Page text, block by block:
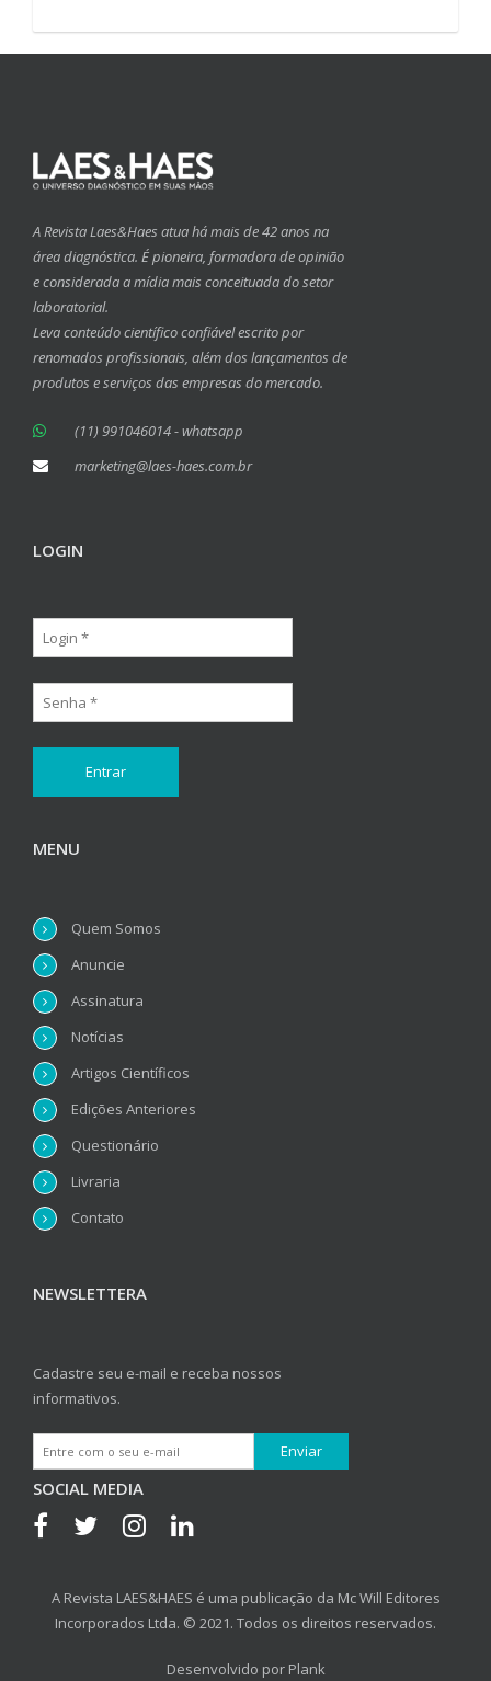
A Revista Laes&Haes atua há mais de 42 anos na
área diagnóstica. É pioneira, formadora de opinião
e considerada a mídia mais conceituada do setor
laboratorial.
Leva conteúdo científico confiável escrito por
renomados profissionais, além dos lançamentos de
produtos e serviços das empresas do mercado.
(11) 991046014 - whatsapp
marketing@laes-haes.com.br
LOGIN
MENU
Quem Somos
Anuncie
Assinatura
Notícias
Artigos Científicos
Edições Anteriores
Questionário
Livraria
Contato
NEWSLETTERA
Cadastre seu e-mail e receba nossos
informativos.
SOCIAL MEDIA
A Revista LAES&HAES é uma publicação da Mc Will Editores
Incorporados Ltda. © 2021. Todos os direitos reservados.
Desenvolvido por Plank